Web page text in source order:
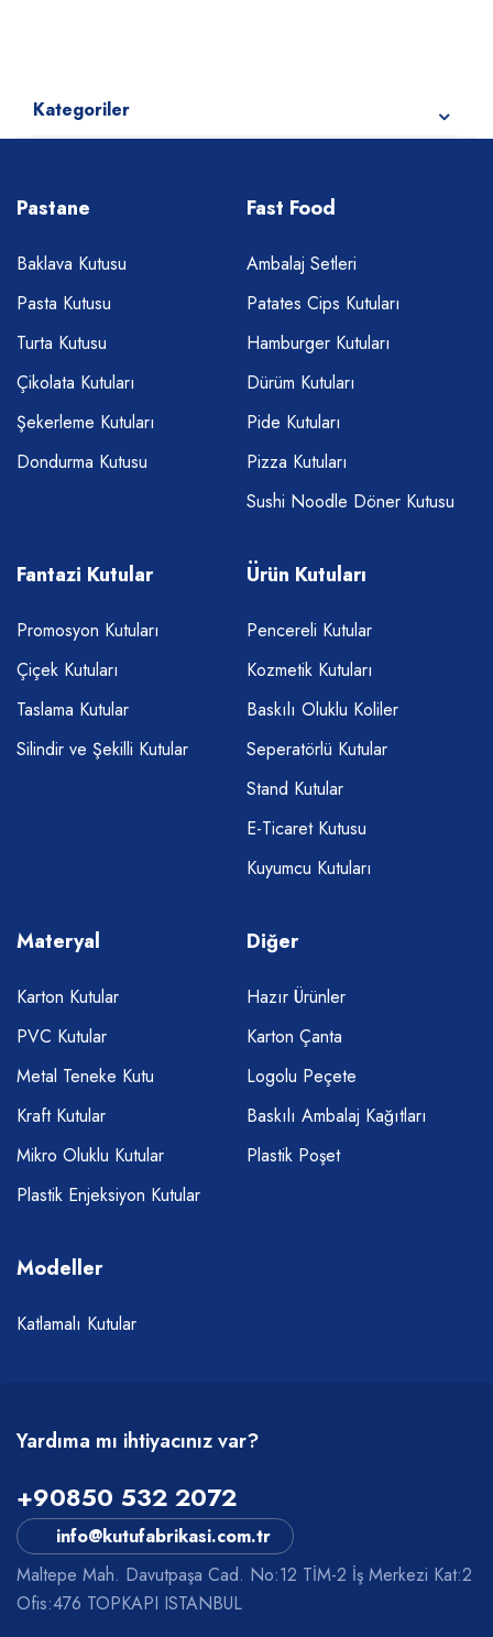
Kategoriler
Pastane
Baklava Kutusu
Pasta Kutusu
Turta Kutusu
Çikolata Kutuları
Şekerleme Kutuları
Dondurma Kutusu
Fast Food
Ambalaj Setleri
Patates Cips Kutuları
Hamburger Kutuları
Dürüm Kutuları
Pide Kutuları
Pizza Kutuları
Sushi Noodle Döner Kutusu
Fantazi Kutular
Promosyon Kutuları
Çiçek Kutuları
Taslama Kutular
Silindir ve Şekilli Kutular
Ürün Kutuları
Pencereli Kutular
Kozmetik Kutuları
Baskılı Oluklu Koliler
Seperatörlü Kutular
Stand Kutular
E-Ticaret Kutusu
Kuyumcu Kutuları
Materyal
Karton Kutular
PVC Kutular
Metal Teneke Kutu
Kraft Kutular
Mikro Oluklu Kutular
Plastik Enjeksiyon Kutular
Diğer
Hazır Ürünler
Karton Çanta
Logolu Peçete
Baskılı Ambalaj Kağıtları
Plastik Poşet
Modeller
Katlamalı Kutular
Yardıma mı ihtiyacınız var?
+90850 532 2072
info@kutufabrikasi.com.tr
Maltepe Mah. Davutpaşa Cad. No:12 TİM-2 İş Merkezi Kat:2
Ofis:476 TOPKAPI ISTANBUL